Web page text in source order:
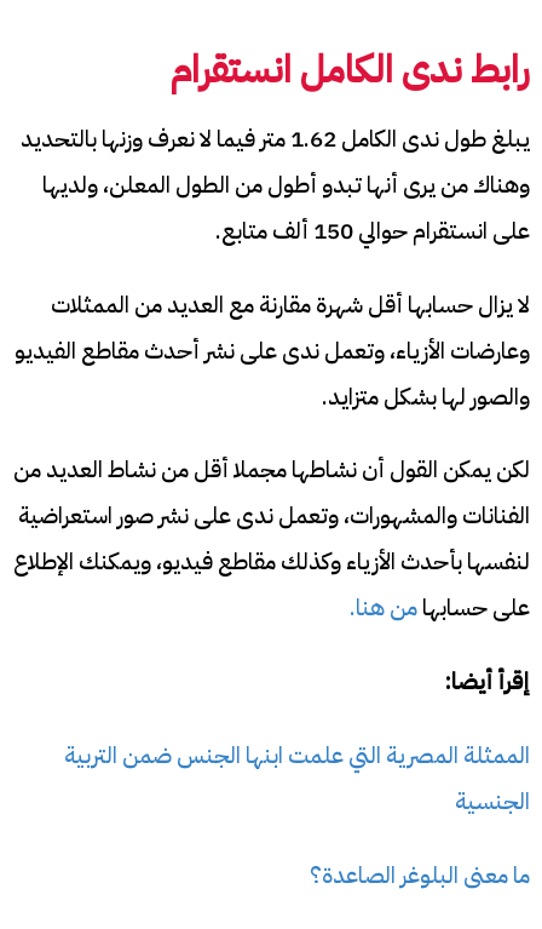
رابطندى الكاملانستقرام
يبلغ طول ندى الكامل 1.62 متر فيما لا نعرف وزنها بالتحديد
وهناك من يرى أنها تبدو أطول من الطول المعلن، ولديها
على انستقرام حوالي 150 ألف متابع.
لا يزال حسابها أقل شهرة مقارنة مع العديد من الممثلات
وعارضات الأزياء، وتعمل ندى على نشر أحدث مقاطع الفيديو
والصور لها بشكل متزايد.
لكن يمكن القول أن نشاطها مجملا أقل من نشاط العديد من
الفنانات والمشهورات، وتعمل ندى على نشر صور استعراضية
لنفسها بأحدث الأزياء وكذلك مقاطع فيديو، ويمكنك الإطلاع
على حسابهامن هنا.
إقرأ أيضا:
الممثلة المصرية التي علمت ابنها الجنس ضمن التربية
الجنسية
ما معنى البلوغر الصاعدة؟